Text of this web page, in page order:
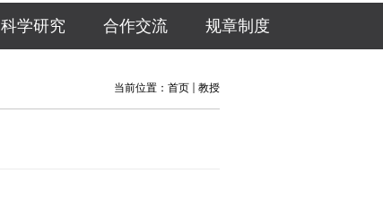
科学研究 合作交流 规章制度
当前位置： 首页 教授